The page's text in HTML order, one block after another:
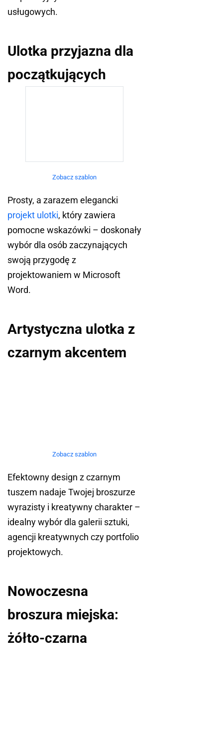
usługowych.
Ulotka przyjazna dla
początkujących
Zobacz szablon
Prosty, a zarazem elegancki
projekt ulotki, który zawiera
pomocne wskazówki – doskonały
wybór dla osób zaczynających
swoją przygodę z
projektowaniem w Microsoft
Word.
Artystyczna ulotka z
czarnym akcentem
Zobacz szablon
Efektowny design z czarnym
tuszem nadaje Twojej broszurze
wyrazisty i kreatywny charakter –
idealny wybór dla galerii sztuki,
agencji kreatywnych czy portfolio
projektowych.
Nowoczesna
broszura miejska:
żółto-czarna